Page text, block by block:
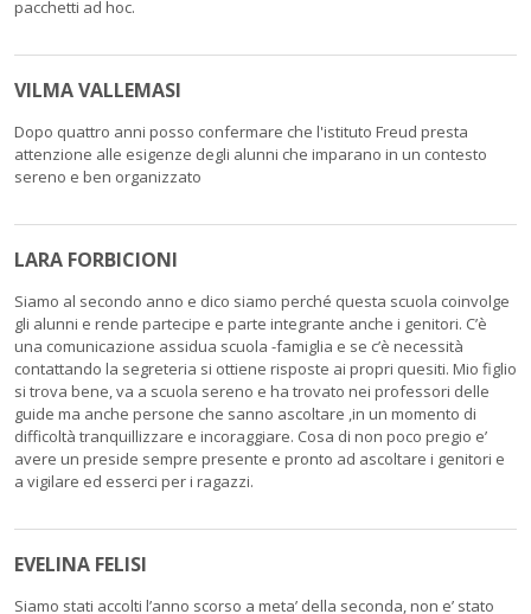
pacchetti ad hoc.
VILMA VALLEMASI
Dopo quattro anni posso confermare che l'istituto Freud presta
attenzione alle esigenze degli alunni che imparano in un contesto
sereno e ben organizzato
LARA FORBICIONI
Siamo al secondo anno e dico siamo perché questa scuola coinvolge
gli alunni e rende partecipe e parte integrante anche i genitori. C’è
una comunicazione assidua scuola -famiglia e se c’è necessità
contattando la segreteria si ottiene risposte ai propri quesiti. Mio figlio
si trova bene, va a scuola sereno e ha trovato nei professori delle
guide ma anche persone che sanno ascoltare ,in un momento di
difficoltà tranquillizzare e incoraggiare. Cosa di non poco pregio e’
avere un preside sempre presente e pronto ad ascoltare i genitori e
a vigilare ed esserci per i ragazzi.
EVELINA FELISI
Siamo stati accolti l’anno scorso a meta’ della seconda, non e’ stato